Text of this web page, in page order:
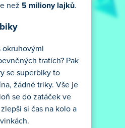
než 5 miliony lajků.
okruhovými
tratích? Pak
se superbiky to
žádné triky. Vše je
se do zatáček ve
si čas na kolo a